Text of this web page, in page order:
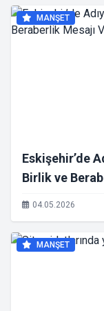
MANŞET
Eskişehir’de
Birlik ve
04.05.2026
MANŞET